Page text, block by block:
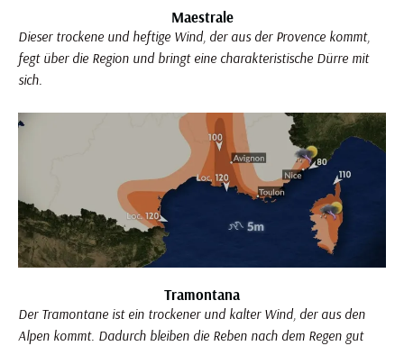
Maestrale
Dieser trockene und heftige Wind, der aus der Provence kommt,
fegt über die Region und bringt eine charakteristische Dürre mit
sich.
Tramontana
Der Tramontane ist ein trockener und kalter Wind, der aus den
Alpen kommt. Dadurch bleiben die Reben nach dem Regen gut